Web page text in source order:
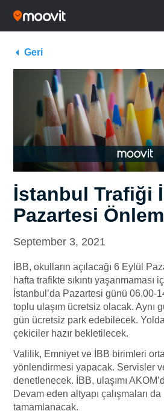
Geri
İstanbul Trafiği
Pazartesi
September 3, 2021
İBB, okulların açılacağı 6 Eylül
hafta trafikte sıkıntı yaşanmaması
İstanbul’da Pazartesi günü 06.00-
toplu ulaşım ücretsiz olacak. Aynı
gün ücretsiz park edebilecek.
çekiciler hazır bekletilecek.
Valilik, Emniyet ve İBB birimleri
yönlendirmesi yapacak. Servisler
denetlenecek. İBB, ulaşımı
Devam eden altyapı çalışmaları
tamamlanacak.